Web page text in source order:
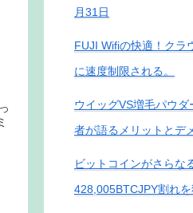
月31日
FUJI Wifiの快適！クラ
に速度制限される。
ウイッグVS増毛パウ
者が語るメリットとデ
ビットコインがさらな
428,005BTCJPY割れ